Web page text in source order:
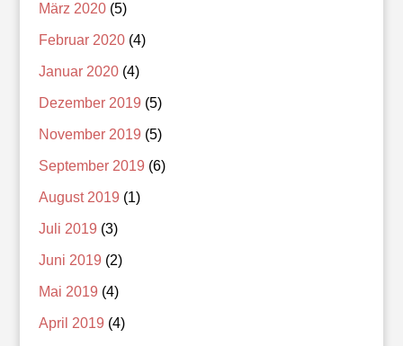
März 2020(5)
Februar 2020(4)
Januar 2020(4)
Dezember 2019 (5)
November 2019 (5)
September 2019 (6)
August 2019 (1)
Juli 2019 (3)
Juni 2019 (2)
Mai 2019 (4)
April 2019 (4)